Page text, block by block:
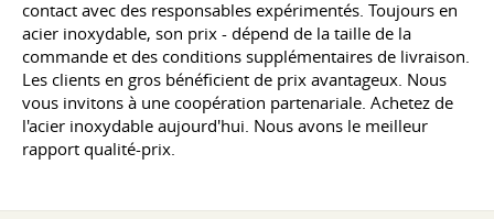
contact avec des responsables expérimentés. Toujours en
acier inoxydable, son prix - dépend de la taille de la
commande et des conditions supplémentaires de livraison.
Les clients en gros bénéficient de prix avantageux. Nous
vous invitons à une coopération partenariale. Achetez de
l'acier inoxydable aujourd'hui. Nous avons le meilleur
rapport qualité-prix.